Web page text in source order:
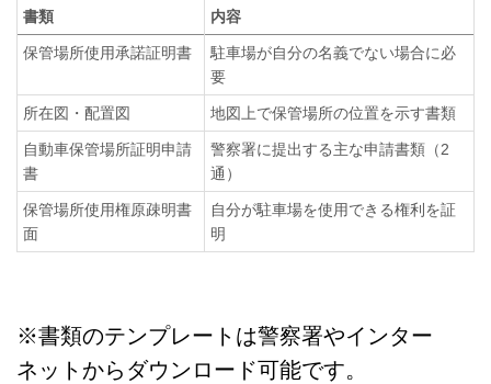
書類 内容
保管場所使用承諾証明書
駐車場が自分の名義でない場合に必
要
所在図・配置図 地図上で保管場所の位置を示す書類
自動車保管場所証明申請
書
警察署に提出する主な申請書類（2
通）
保管場所使用権原疎明書
面
自分が駐車場を使用できる権利を証
明
※書類のテンプレートは警察署やインター
ネットからダウンロード可能です。